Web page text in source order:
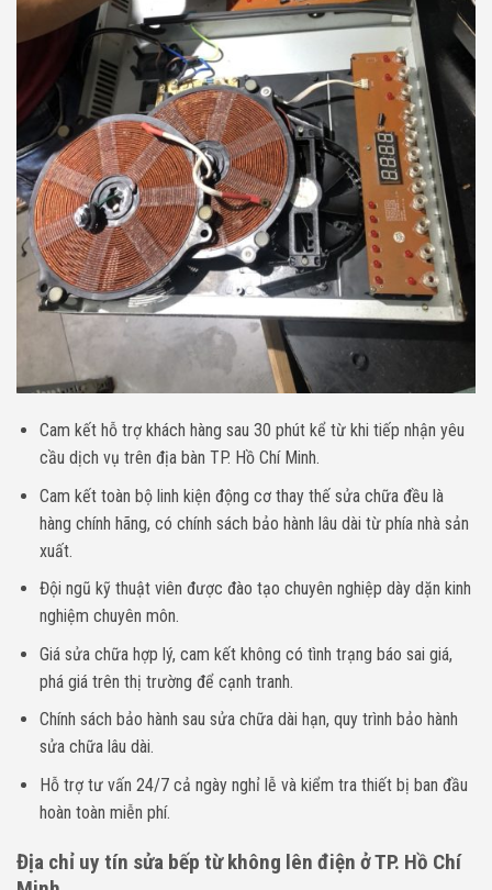
Cam kết hỗ trợ khách hàng sau 30 phút kể từ khi tiếp nhận yêu
cầu dịch vụ trên địa bàn TP. Hồ Chí Minh.
Cam kết toàn bộ linh kiện động cơ thay thế sửa chữa đều là
hàng chính hãng, có chính sách bảo hành lâu dài từ phía nhà sản
xuất.
Đội ngũ kỹ thuật viên được đào tạo chuyên nghiệp dày dặn kinh
nghiệm chuyên môn.
Giá sửa chữa hợp lý, cam kết không có tình trạng báo sai giá,
phá giá trên thị trường để cạnh tranh.
Chính sách bảo hành sau sửa chữa dài hạn, quy trình bảo hành
sửa chữa lâu dài.
Hỗ trợ tư vấn 24/7 cả ngày nghỉ lễ và kiểm tra thiết bị ban đầu
hoàn toàn miễn phí.
Địa chỉ uy tín sửa bếp từ không lên điện ở TP. Hồ Chí